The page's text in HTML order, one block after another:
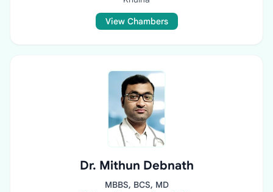
View Chambers
Dr. Mithun Debnath
MBBS, BCS, MD